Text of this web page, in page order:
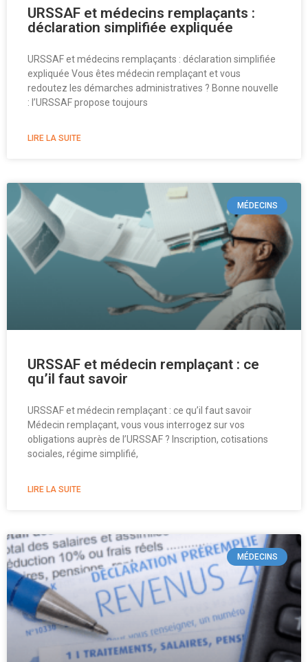
URSSAF et médecins remplaçants :
déclaration simplifiée expliquée
URSSAF et médecins remplaçants : déclaration simplifiée
expliquée Vous êtes médecin remplaçant et vous
redoutez les démarches administratives ? Bonne nouvelle
: l’URSSAF propose toujours
LIRE LA SUITE
MÉDECINS
URSSAF et médecin remplaçant : ce
qu’il faut savoir
URSSAF et médecin remplaçant : ce qu’il faut savoir
Médecin remplaçant, vous vous interrogez sur vos
obligations auprès de l’URSSAF ? Inscription, cotisations
sociales, régime simplifié,
LIRE LA SUITE
MÉDECINS